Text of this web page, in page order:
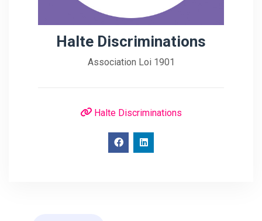
Halte Discriminations
Association Loi 1901
Halte Discriminations